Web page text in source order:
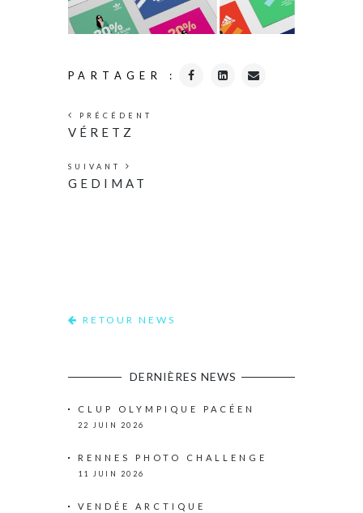
PARTAGER :
PRÉCÉDENT
VÉRETZ
SUIVANT
GEDIMAT
RETOUR NEWS
DERNIÈRES NEWS
CLUP OLYMPIQUE PACÉEN
22 JUIN 2026
RENNES PHOTO CHALLENGE
11 JUIN 2026
VENDÉE ARCTIQUE